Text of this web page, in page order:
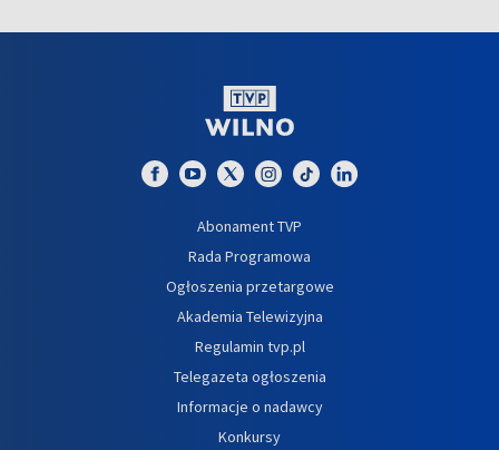
Abonament TVP
Rada Programowa
Ogłoszenia przetargowe
Akademia Telewizyjna
Regulamin tvp.pl
Telegazeta ogłoszenia
Informacje o nadawcy
Konkursy